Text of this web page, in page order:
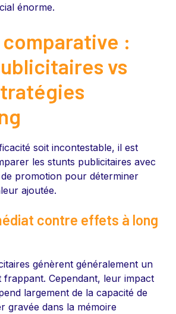
énorme.
:
vs
soit incontestable, il est
les stunts publicitaires avec
de promotion pour déterminer
ajoutée.
contre effets à long
génèrent généralement un
frappant. Cependant, leur impact
largement de la capacité de
gravée dans la mémoire